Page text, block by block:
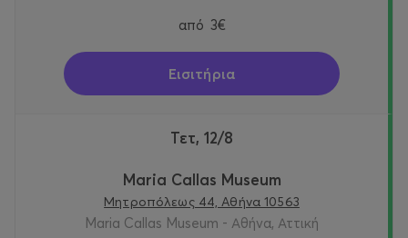
από 3€
Εισιτήρια
Τετ, 12/8
Maria Callas Museum
Μητροπόλεως 44, Αθήνα 10563
Maria Callas Museum - Αθήνα, Αττική